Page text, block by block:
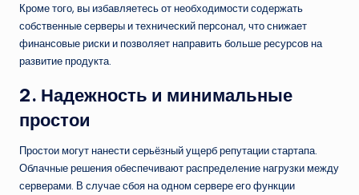
Кроме того, вы избавляетесь от необходимости содержать
собственные серверы и технический персонал, что снижает
финансовые риски и позволяет направить больше ресурсов на
развитие продукта.
2. Надежность и минимальные
простои
Простои могут нанести серьёзный ущерб репутации стартапа.
Облачные решения обеспечивают распределение нагрузки между
серверами. В случае сбоя на одном сервере его функции